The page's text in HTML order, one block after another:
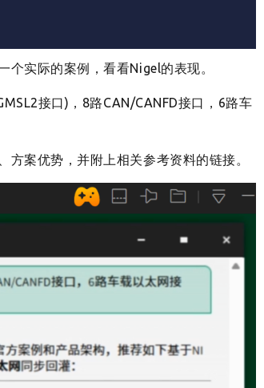
个实际的案例，看看Nigel的表现。
接口)，8路CAN/CANFD接口，6路车
案优势，并附上相关参考资料的链接。